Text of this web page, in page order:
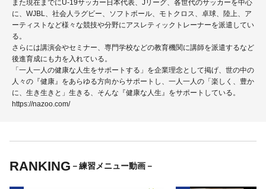
また現在までにU-19サッカー日本代表、Jリーグ、各世代のサッカーを中心
に、WJBL、社会人ラグビー、ソフトボール、モトクロス、卓球、陸上、ア
ーティストなど様々な競技や分野にアスレティックトレーナーを派遣してい
る。
さらには講演会やセミナー、専門学校などの教育機関に講師を派遣するなど
後進育成にも力を入れている。
「一人一人の健康な人生をサポートする」を企業理念として掲げ、世の中の
人々の『健康』をあらゆる方向からサポートし、一人一人の「楽しく、豊か
に、生き生きと」生きる、そんな『健康な人生』をサポートしている。
https://nazoo.com/
RANKING －練習メニュー動画－